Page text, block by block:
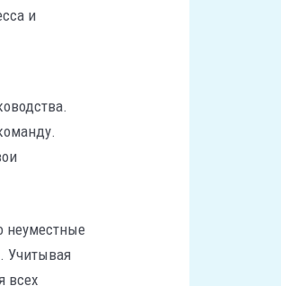
и
неуместные
Учитывая
всех